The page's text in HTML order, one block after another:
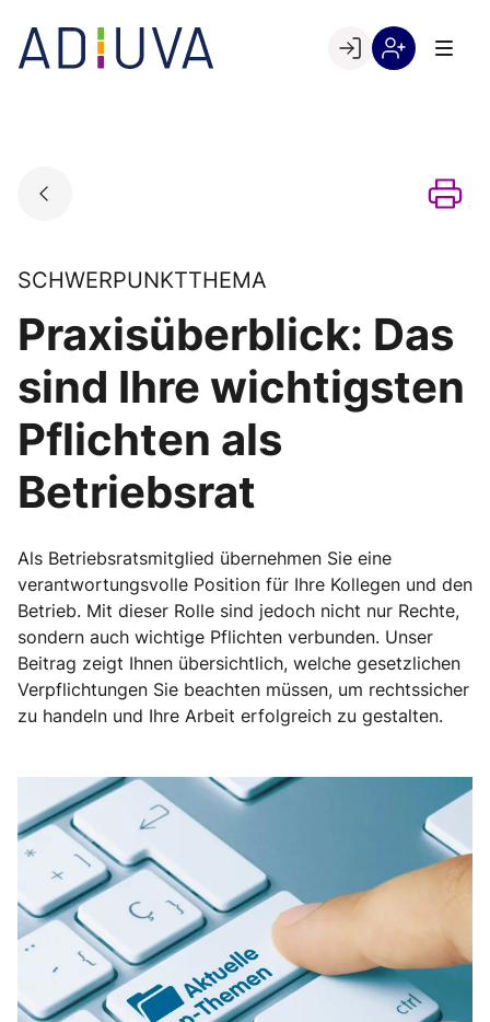
content
Go to landing page.
SCHWERPUNKTTHEMA
Praxisüberblick: Das
sind Ihre wichtigsten
Pflichten als
Betriebsrat
Als Betriebsratsmitglied übernehmen Sie eine
verantwortungsvolle Position für Ihre Kollegen und den
Betrieb. Mit dieser Rolle sind jedoch nicht nur Rechte,
sondern auch wichtige Pflichten verbunden. Unser
Beitrag zeigt Ihnen übersichtlich, welche gesetzlichen
Verpflichtungen Sie beachten müssen, um rechtssicher
zu handeln und Ihre Arbeit erfolgreich zu gestalten.